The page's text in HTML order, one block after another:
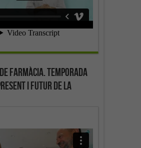
farmàcia. Temporada
i futur de la